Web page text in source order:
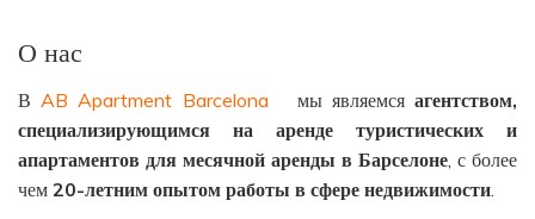
О нас
В AB Apartment Barcelona мы являемсяагентством,
специализирующимся
на аренде туристических
и
апартаментов для месячной аренды в Барселоне , с более
чем 20-летним опытом работы в сфере недвижимости